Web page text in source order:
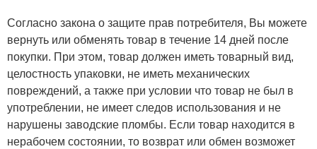
Согласно закона о защите прав потребителя, Вы можете
вернуть или обменять товар в течение 14 дней после
покупки. При этом, товар должен иметь товарный вид,
целостность упаковки, не иметь механических
повреждений, а также при условии что товар не был в
употреблении, не имеет следов использования и не
нарушены заводские пломбы. Если товар находится в
нерабочем состоянии, то возврат или обмен возможет